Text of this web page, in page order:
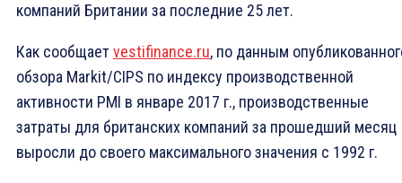
компаний Британии за последние 25 лет.
Как сообщаетvestifinance.ru, по данным
обзора Markit/CIPS по индексу производственной
активности PMI в январе 2017 г., производственные
затраты для британских компаний за прошедший месяц
выросли до своего максимального значения с 1992 г.